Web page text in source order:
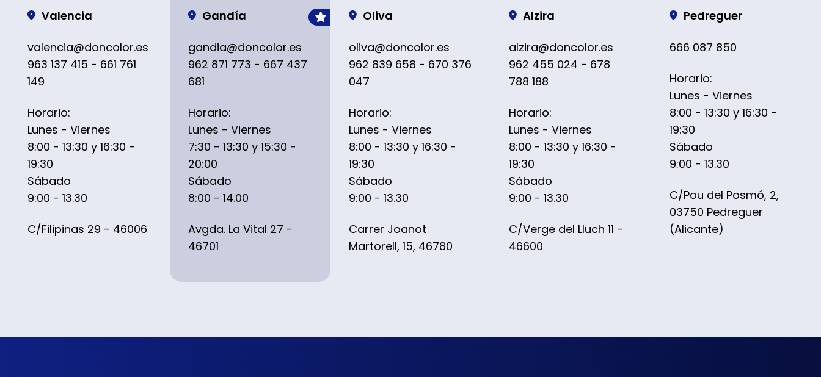
Valencia
valencia@doncolor.es
963 137 415 - 661 761
149
Horario:
Lunes - Viernes
8:00 - 13:30 y 16:30 -
19:30
Sábado
9:00 - 13.30
C/Filipinas 29 - 46006
Gandía
gandia@doncolor.es
962 871 773 - 667 437
681
Horario:
Lunes - Viernes
7:30 - 13:30 y 15:30 -
20:00
Sábado
8:00 - 14.00
Avgda. La Vital 27 -
46701
Oliva
oliva@doncolor.es
962 839 658 - 670 376
047
Horario:
Lunes - Viernes
8:00 - 13:30 y 16:30 -
19:30
Sábado
9:00 - 13.30
Carrer Joanot
Martorell, 15, 46780
Alzira
alzira@doncolor.es
962 455 024 - 678
788 188
Horario:
Lunes - Viernes
8:00 - 13:30 y 16:30 -
19:30
Sábado
9:00 - 13.30
C/Verge del Lluch 11 -
46600
Pedreguer
666 087 850
Horario:
Lunes - Viernes
8:00 - 13:30 y 16:30 -
19:30
Sábado
9:00 - 13.30
C/Pou del Posmó, 2,
03750 Pedreguer
(Alicante)